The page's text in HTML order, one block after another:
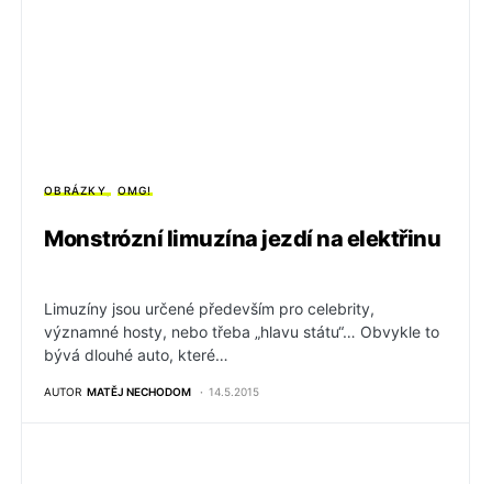
OBRÁZKY OMG!
Monstrózní limuzína jezdí na elektřinu
Limuzíny jsou určené především pro celebrity,
významné hosty, nebo třeba „hlavu státu“… Obvykle to
bývá dlouhé auto, které…
AUTOR MATĚJ NECHODOM 14.5.2015